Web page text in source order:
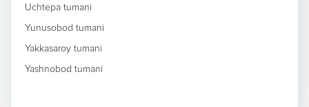
Uchtepa tumani
Yunusobod tumani
Yakkasaroy tumani
Yashnobod tumani